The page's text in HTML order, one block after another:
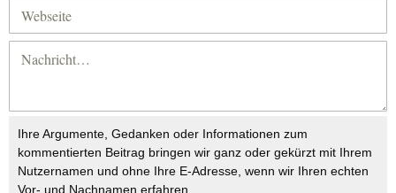
Ihre Argumente, Gedanken oder Informationen zum
kommentierten Beitrag bringen wir ganz oder gekürzt mit Ihrem
Nutzernamen und ohne Ihre E-Adresse, wenn wir Ihren echten
Vor- und Nachnamen erfahren.